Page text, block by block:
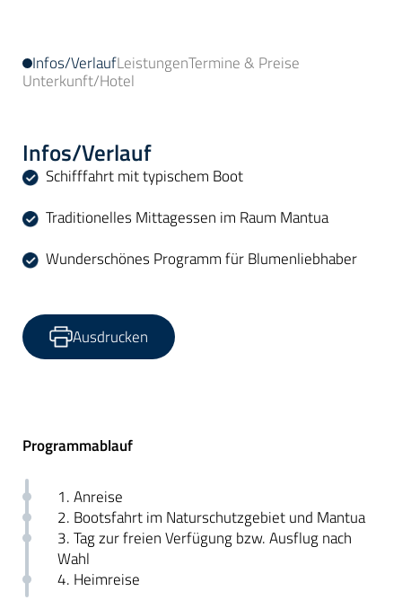
Infos/VerlaufLeistungenTermine & Preise
Unterkunft/Hotel
Infos/Verlauf
Schifffahrt mit typischem Boot
Traditionelles Mittagessen im Raum Mantua
Wunderschönes Programm für Blumenliebhaber
Ausdrucken
Programmablauf
1. Anreise
2. Bootsfahrt im Naturschutzgebiet und Mantua
3. Tag zur freien Verfügung bzw. Ausflug nach
Wahl
4. Heimreise